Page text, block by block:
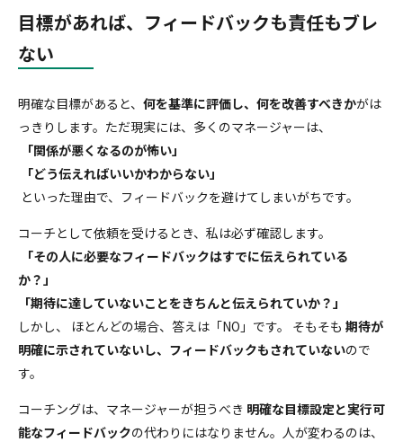
目標があれば、フィードバックも責任もブレ
ない
明確な目標があると、 何を基準に評価し、何を改善すべきかがは
っきりします。ただ現実には、多くのマネージャーは、
「関係が悪くなるのが怖い」
「どう伝えればいいかわからない」
といった理由で、フィードバックを避けてしまいがちです。
コーチとして依頼を受けるとき、私は必ず確認します。
「その人に必要なフィードバックはすでに伝えられている
か？」
「期待に達していないことをきちんと伝えられていか？」
しかし、 ほとんどの場合、答えは「NO」です。 そもそも 期待が
明確に示されていないし、フィードバックもされていないので
す。
コーチングは、マネージャーが担うべき 明確な目標設定と実行可
能なフィードバックの代わりにはなりません。人が変わるのは、